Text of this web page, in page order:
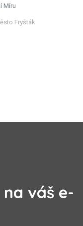
Míru
Fryšták
váš e-